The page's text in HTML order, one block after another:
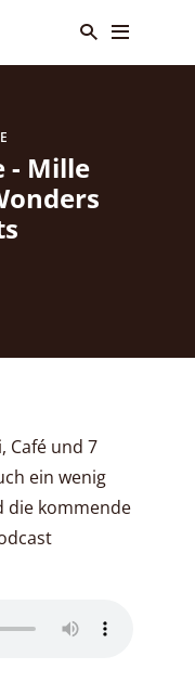
- Mille
Café und 7
ein wenig
die kommende